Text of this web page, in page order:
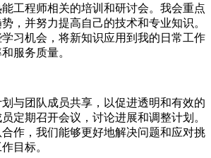
工程师相关的培训和研讨会。我会重点
，并努力提高自己的技术和专业知识。
习机会，将新知识应用到我的日常工作
服务质量。
与团队成员共享，以促进透明和有效的
定期召开会议，讨论进展和调整计划。
作，我们能够更好地解决问题和应对挑
目标。